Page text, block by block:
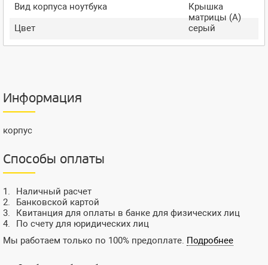
Вид корпуса ноутбука
Крышка
матрицы (A)
Цвет
серый
Информация
корпус
Способы оплаты
Наличный расчет
Банковской картой
Квитанция для оплаты в банке для физических лиц
По счету для юридических лиц
Мы работаем только по 100% предоплате. Подробнее